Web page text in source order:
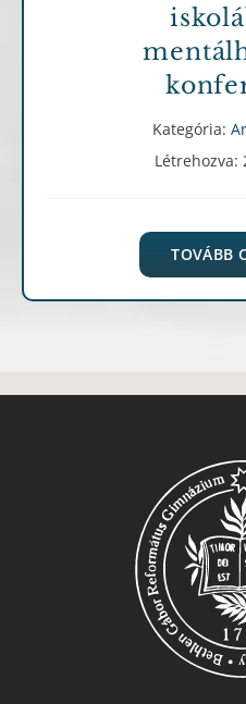
Kategória:
Létrehozva:
TOVÁBB